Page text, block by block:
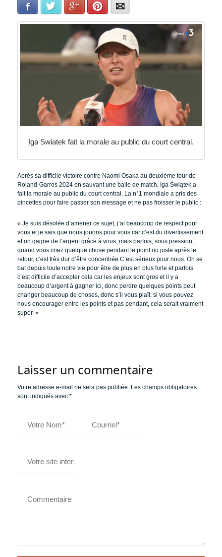
Facebook Twitter Google+Pinterest
Iga Swiatek fait la morale au public du court central.
Après sa difficile victoire contre Naomi Osaka au deuxième tour de
Roland-Garros 2024 en sauvant une balle de match, Iga Świątek a
fait la morale au public du court central. La n°1 mondiale a pris des
pincettes pour faire passer son message et ne pas froisser le public :
« Je suis désolée d’amener ce sujet, j’ai beaucoup de respect pour
vous et je sais que nous jouons pour vous car c’est du divertissement
et on gagne de l’argent grâce à vous, mais parfois, sous pression,
quand vous criez quelque chose pendant le point ou juste après le
retour, c’est très dur d’être concentrée. C’est sérieux pour nous. On se
bat depuis toute notre vie pour être de plus en plus forte et parfois
c’est difficile d’accepter cela car les enjeux sont gros et il y a
beaucoup d’argent à gagner ici, donc perdre quelques points peut
changer beaucoup de choses, donc s’il vous plaît, si vous pouvez
nous encourager entre les points et pas pendant, cela serait vraiment
super. »
Laisser un commentaire
Votre adresse e-mail ne sera pas publiée. Les champs obligatoires
sont indiqués avec *